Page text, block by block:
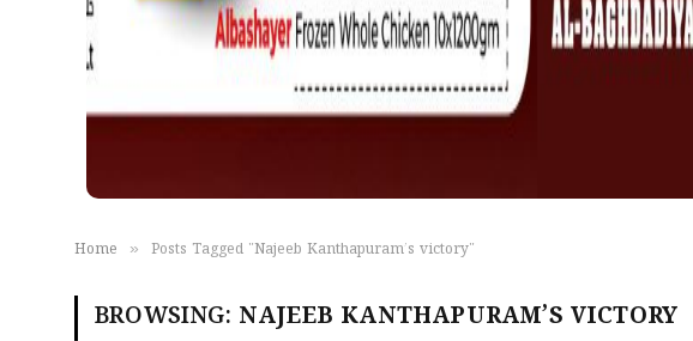
Home » Posts Tagged "Najeeb Kanthapuram’s victory"
BROWSING: NAJEEB KANTHAPURAM’S VICTORY